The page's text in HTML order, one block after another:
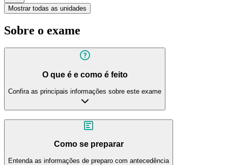
Mostrar todas as unidades
Sobre o exame
O que é e como é feito
Confira as principais informações sobre este exame
Como se preparar
Entenda as informações de preparo com antecedência